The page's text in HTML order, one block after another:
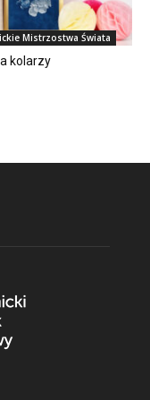
Mistrzostwa Świata
kolarzy